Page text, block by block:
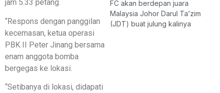
jam 5.33 petang.
“Respons dengan panggilan
kecemasan, ketua operasi
PBK II Peter Jinang bersama
enam anggota bomba
bergegas ke lokasi.
“Setibanya di lokasi, didapati
FC akan berdepan juara
Malaysia Johor Darul Ta’zim
(JDT) buat julung kalinya